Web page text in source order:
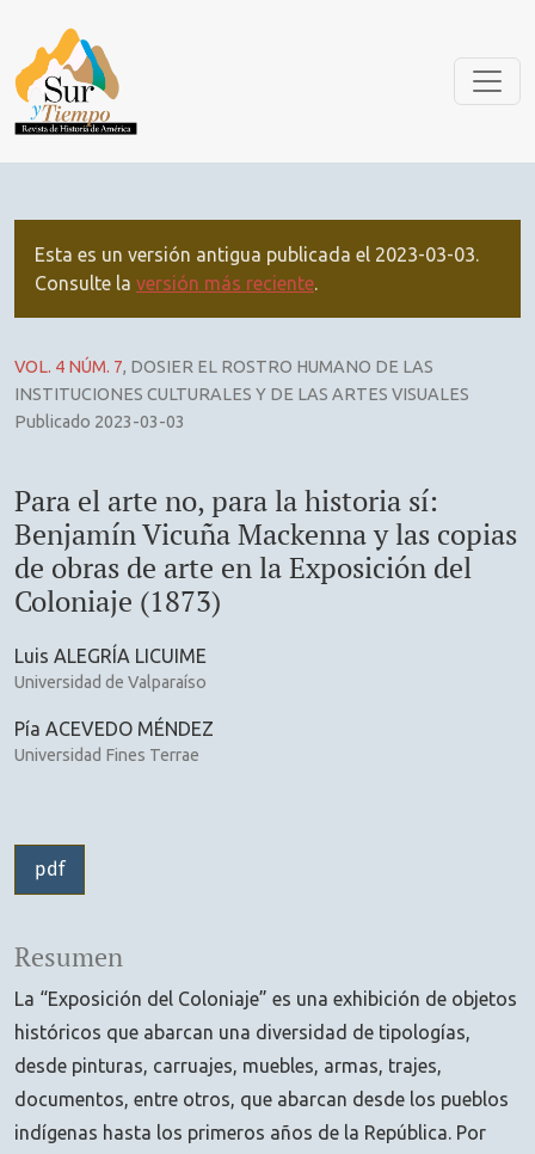
Esta es un versión antigua publicada el 2023-03-03.
Consulte la versión más reciente.
VOL. 4 NÚM. 7, DOSIER EL ROSTRO HUMANO DE LAS
INSTITUCIONES CULTURALES Y DE LAS ARTES VISUALES
Para el arte no, para la historia sí:
Benjamín Vicuña Mackenna y las copias
de obras de arte en la Exposición del
Coloniaje (1873)
Publicado 2023-03-03
Luis ALEGRÍA LICUIME
Universidad de Valparaíso
Pía ACEVEDO MÉNDEZ
Universidad Fines Terrae
pdf
Resumen
La “Exposición del Coloniaje” es una exhibición de objetos
históricos que abarcan una diversidad de tipologías,
desde pinturas, carruajes, muebles, armas, trajes,
documentos, entre otros, que abarcan desde los pueblos
indígenas hasta los primeros años de la República. Por